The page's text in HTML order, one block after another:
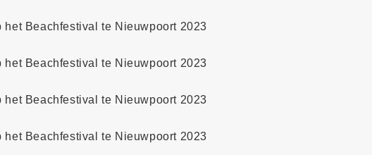
het Beachfestival te Nieuwpoort 2023
het Beachfestival te Nieuwpoort 2023
het Beachfestival te Nieuwpoort 2023
het Beachfestival te Nieuwpoort 2023